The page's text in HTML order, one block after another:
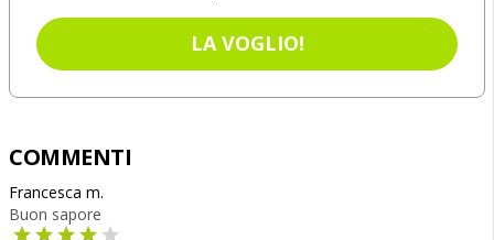
LA VOGLIO!
COMMENTI
Francesca m.
Buon sapore